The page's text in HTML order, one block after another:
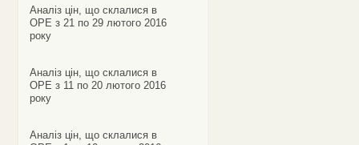
Аналіз цін, що склалися в
ОРЕ з 21 по 29 лютого 2016
року
Аналіз цін, що склалися в
ОРЕ з 11 по 20 лютого 2016
року
Аналіз цін, що склалися в